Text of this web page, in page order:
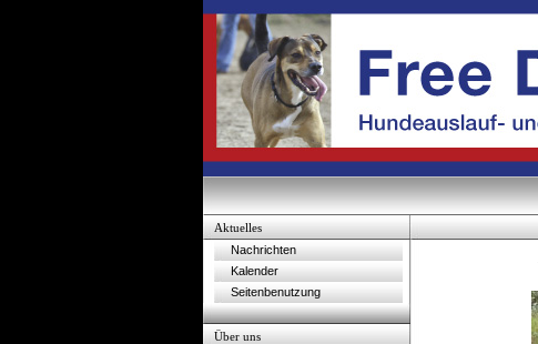
Aktuelles
Nachrichten
Kalender
Seitenbenutzung
Über uns